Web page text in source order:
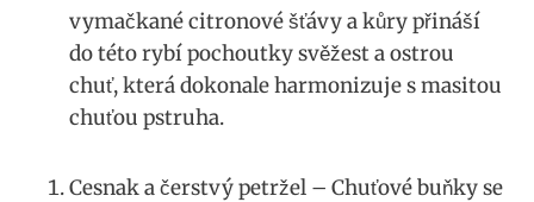
vymačkané citronové šťávy a kůry přináší
do této rybí ⁣pochoutky svěžest a ostrou
chuť, která dokonale harmonizuje s masitou
chuťou pstruha.
Cesnak a čerstvý petržel – ⁤Chuťové ⁢buňky se